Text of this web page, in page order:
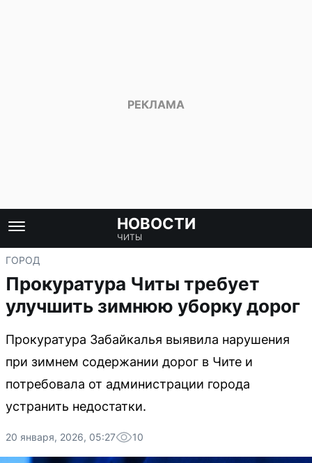
НОВОСТИ
ЧИТЫ
ГОРОД
Прокуратура Читы требует
улучшить зимнюю уборку дорог
Прокуратура Забайкалья выявила нарушения
при зимнем содержании дорог в Чите и
потребовала от администрации города
устранить недостатки.
20 января, 2026, 05:27 10